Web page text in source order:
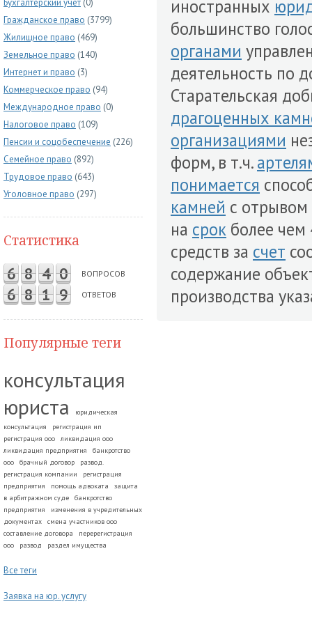
Бухгалтерский учет (0)
Гражданское право (3799)
Жилищное право (469)
Земельное право (140)
Интернет и право (3)
Коммерческое право (94)
Международное право (0)
Налоговое право (109)
Пенсии и соцобеспечение (226)
Семейное право (892)
Трудовое право (643)
Уголовное право (297)
Статистика
6 8 4 0 ВОПРОСОВ
6 8 1 9 ОТВЕТОВ
Популярные теги
консультация
юриста
юридическая
консультация
регистрация ип
регистрация ооо
ликвидация ооо
ликвидация предприятия
банкротство
ооо
брачный договор
развод.
регистрация компании
регистрация
предприятия
помощь адвоката
защита
в арбитражном суде
банкротство
предприятия
изменения в учредительных
документах
смена участников ооо
составление договора
перерегистрация
ооо
развод раздел имущества
Все теги
Заявка на юр. услугу
иностранных
большинство
органами
деятельность по
Старательская
драгоценных
организациями
форм, в т.ч.
понимается
камней с отрывом
на срок более чем
средств за счет
содержание
производства